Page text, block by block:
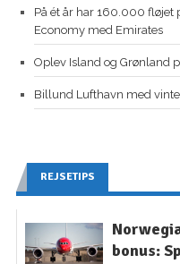
På ét år har 160.000 fløjet
Economy med Emirates
Oplev Island og Grønland
Billund Lufthavn med
REJSETIPS
bonus: